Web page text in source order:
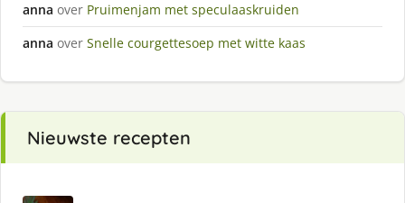
anna over Pruimenjam met speculaaskruiden
anna over Snelle courgettesoep met witte kaas
Nieuwste recepten